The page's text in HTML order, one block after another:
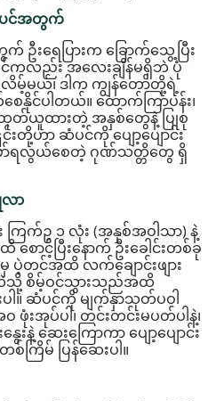
ပင်အတွက်
းရေပြားက ခြောက်သွေ့ပြီး
ပင်ကလည်း အလေးချိန်မရှိဘဲ ပုံ
မ့်မယ်၊ ဒါက ကျွန်တော်တို့ရဲ့
င်ပါတယ်။ ထောက်ကြာပန်း၊
မှ ထုတ်ယူထားတဲ့ အနှစ်တွေနဲ့ ပြုစု
တို့ဟာ ဆံပင်ကို ပျော့ပျောင်း
ော်ရလွယ်စေတဲ့ ဂုဏ်သတ္တိတွေ ရှိ
လာ
း ကြက်ဥ ၁ လုံး (အနှစ်အဝါသာ) နဲ့
ောင့်ပြီးနောက် ဦးခေါင်းတစ်ခု
ပဲ့တင်အထိ လက်ချောင်းဖျား
ထဲသို့ စိမ့်ဝင်သွားသည်အထိ
ါ။ ဆံပင်ကို မျက်နှာသုတ်ပဝါ
အုပ်ပါ၊ တင်းတင်းမပတ်ပါနဲ့၊
ေးနဲ့ ဆေးကြောကာ ပျော့ပျောင်း
ကြိမ် ပြန်ဆေးပါ။